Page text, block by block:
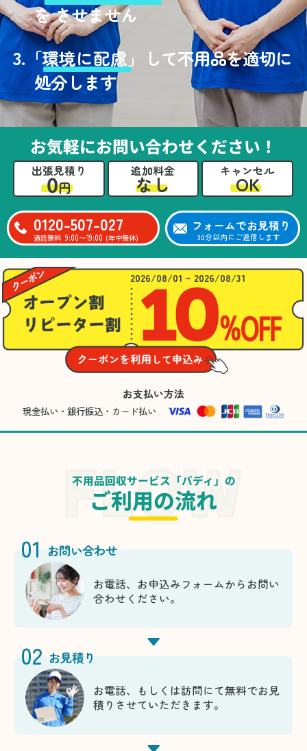
を させません
3. 「環境に配慮」
して不用品を適切に
処分します
お気軽にお問い合わせください！
出張見積り
0円
追加料金
なし
キャンセル
OK
0120-507-027
通話無料 9:00〜19:00 (年中無休)
フォームでお見積り
30分以内にご返信します
2026/08/01 ~ 2026/08/31
お支払い方法
現金払い・銀行振込・カード払い
不用品回収サービス「バディ」の
ご利用の流れ
01 お問い合わせ
お電話、お申込みフォームからお問い
合わせください。
02 お見積り
お電話、もしくは訪問にて無料でお見
積りさせていただきます。